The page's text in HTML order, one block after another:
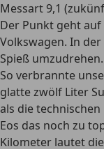
Messart 9,1
Der Punkt geht
Volkswagen. In
Spieß umzudrehen.
So verbrannte
glatte zwölf Liter
als die
Eos das noch zu
Kilometer lautet